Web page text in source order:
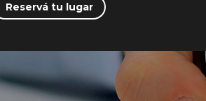
Reservá tu lugar